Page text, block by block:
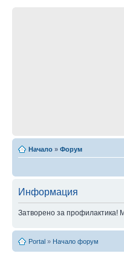
Начало » Форум
Информация
Затворено за профилактика!
Portal » Начало форум